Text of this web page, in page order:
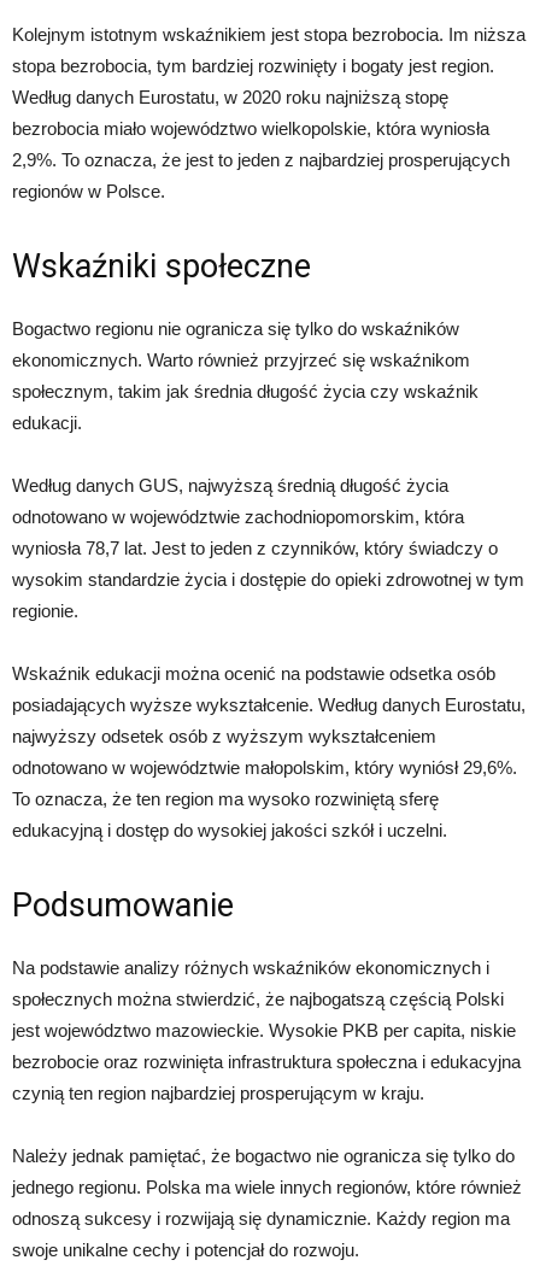
Kolejnym istotnym wskaźnikiem jest stopa bezrobocia. Im niższa
stopa bezrobocia, tym bardziej rozwinięty i bogaty jest region.
Według danych Eurostatu, w 2020 roku najniższą stopę
bezrobocia miało województwo wielkopolskie, która wyniosła
2,9%. To oznacza, że jest to jeden z najbardziej prosperujących
regionów w Polsce.
Wskaźniki społeczne
Bogactwo regionu nie ogranicza się tylko do wskaźników
ekonomicznych. Warto również przyjrzeć się wskaźnikom
społecznym, takim jak średnia długość życia czy wskaźnik
edukacji.
Według danych GUS, najwyższą średnią długość życia
odnotowano w województwie zachodniopomorskim, która
wyniosła 78,7 lat. Jest to jeden z czynników, który świadczy o
wysokim standardzie życia i dostępie do opieki zdrowotnej w tym
regionie.
Wskaźnik edukacji można ocenić na podstawie odsetka osób
posiadających wyższe wykształcenie. Według danych Eurostatu,
najwyższy odsetek osób z wyższym wykształceniem
odnotowano w województwie małopolskim, który wyniósł 29,6%.
To oznacza, że ten region ma wysoko rozwiniętą sferę
edukacyjną i dostęp do wysokiej jakości szkół i uczelni.
Podsumowanie
Na podstawie analizy różnych wskaźników ekonomicznych i
społecznych można stwierdzić, że najbogatszą częścią Polski
jest województwo mazowieckie. Wysokie PKB per capita, niskie
bezrobocie oraz rozwinięta infrastruktura społeczna i edukacyjna
czynią ten region najbardziej prosperującym w kraju.
Należy jednak pamiętać, że bogactwo nie ogranicza się tylko do
jednego regionu. Polska ma wiele innych regionów, które również
odnoszą sukcesy i rozwijają się dynamicznie. Każdy region ma
swoje unikalne cechy i potencjał do rozwoju.